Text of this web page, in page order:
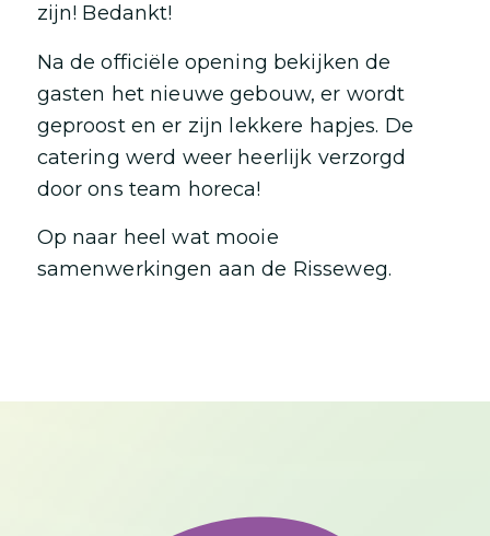
zijn! Bedankt!
Na de officiële opening bekijken de
gasten het nieuwe gebouw, er wordt
geproost en er zijn lekkere hapjes. De
catering werd weer heerlijk verzorgd
door ons team horeca!
Op naar heel wat mooie
samenwerkingen aan de Risseweg.